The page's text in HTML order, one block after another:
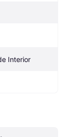
Interior